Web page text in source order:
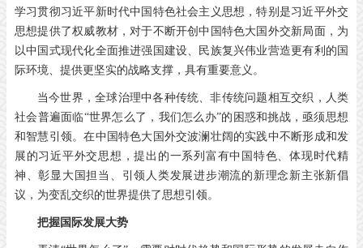
学习贯彻习近平新时代中国特色社会主义思想，特别是习近平外交
思想提供了权威教材，对于不断开创中国特色大国外交新局面，为
以中国式现代化全面推进强国建设、民族复兴伟业营造更有利的国
际环境、提供更坚实的战略支撑，具有重要意义。
当今世界，全球治理中各种传统、非传统问题相互交织，人类
社会普遍面临“世界怎么了，我们怎么办”的困惑和挑战，亟须思想
和智慧引领。在中国特色大国外交波澜壮阔的实践中不断形成和发
展的习近平外交思想，提出的一系列富有中国特色、体现时代精
神、彰显大国担当、引领人类发展进步潮流的新理念新主张新倡
议，为变乱交织的世界提供了思想引领。
把握国际发展大势